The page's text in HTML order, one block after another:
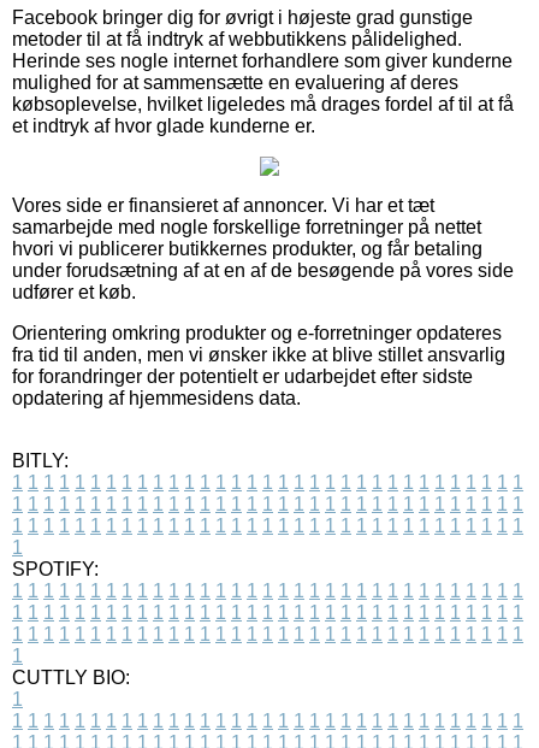
Facebook bringer dig for øvrigt i højeste grad gunstige
metoder til at få indtryk af webbutikkens pålidelighed.
Herinde ses nogle internet forhandlere som giver kunderne
mulighed for at sammensætte en evaluering af deres
købsoplevelse, hvilket ligeledes må drages fordel af til at få
et indtryk af hvor glade kunderne er.
Vores side er finansieret af annoncer. Vi har et tæt
samarbejde med nogle forskellige forretninger på nettet
hvori vi publicerer butikkernes produkter, og får betaling
under forudsætning af at en af de besøgende på vores side
udfører et køb.
Orientering omkring produkter og e-forretninger opdateres
fra tid til anden, men vi ønsker ikke at blive stillet ansvarlig
for forandringer der potentielt er udarbejdet efter sidste
opdatering af hjemmesidens data.
BITLY:
1 1 1 1 1 1 1 1 1 1 1 1 1 1 1 1 1 1 1 1 1 1 1 1 1 1 1 1 1 1 1 1 1
1 1 1 1 1 1 1 1 1 1 1 1 1 1 1 1 1 1 1 1 1 1 1 1 1 1 1 1 1 1 1 1 1
1 1 1 1 1 1 1 1 1 1 1 1 1 1 1 1 1 1 1 1 1 1 1 1 1 1 1 1 1 1 1 1 1
1
SPOTIFY:
1 1 1 1 1 1 1 1 1 1 1 1 1 1 1 1 1 1 1 1 1 1 1 1 1 1 1 1 1 1 1 1 1
1 1 1 1 1 1 1 1 1 1 1 1 1 1 1 1 1 1 1 1 1 1 1 1 1 1 1 1 1 1 1 1 1
1 1 1 1 1 1 1 1 1 1 1 1 1 1 1 1 1 1 1 1 1 1 1 1 1 1 1 1 1 1 1 1 1
1
CUTTLY BIO:
1
1 1 1 1 1 1 1 1 1 1 1 1 1 1 1 1 1 1 1 1 1 1 1 1 1 1 1 1 1 1 1 1 1
1 1 1 1 1 1 1 1 1 1 1 1 1 1 1 1 1 1 1 1 1 1 1 1 1 1 1 1 1 1 1 1 1